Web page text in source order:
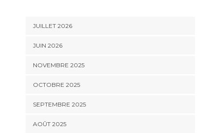
JUILLET 2026
JUIN 2026
NOVEMBRE 2025
OCTOBRE 2025
SEPTEMBRE 2025
AOÛT 2025